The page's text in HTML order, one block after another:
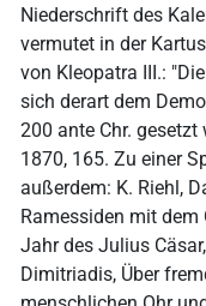
Niederschrift des
vermutet in der
von Kleopatra III.:
sich derart dem
200 ante Chr. gesetzt
1870, 165. Zu einer
außerdem: K. Riehl,
Ramessiden mit
Jahr des Julius
Dimitriadis, Über